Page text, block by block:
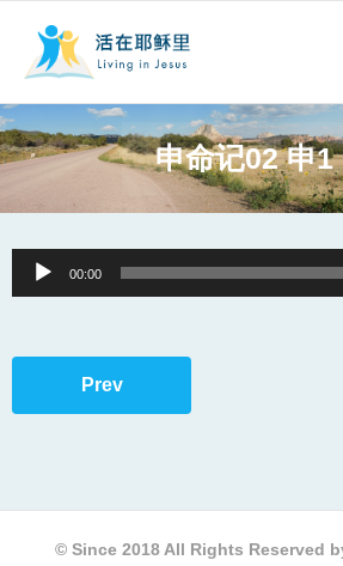
事工概要
阅读文章
申命记02 申1
Audio
Player
00:00
Prev
© Since 2018 All Rights Reserved